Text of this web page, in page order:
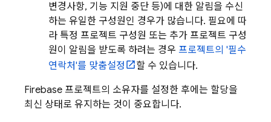
변경사항, 기능 지원 중단 등)에 대한 알림을 수신
하는 유일한 구성원인 경우가 많습니다. 필요에 따
라 특정 프로젝트 구성원 또는 추가 프로젝트 구성
원이 알림을 받도록 하려는 경우 프로젝트의 '필수
연락처'를 맞춤설정
할 수 있습니다.
Firebase 프로젝트의 소유자를 설정한 후에는 할당을
최신 상태로 유지하는 것이 중요합니다.